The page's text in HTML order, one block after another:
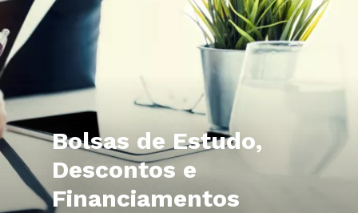
Bolsas de Estudo,
Descontos e
Financiamentos